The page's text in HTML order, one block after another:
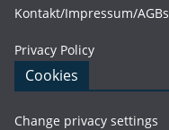
Kontakt/Impressum/AGBs
Privacy Policy
Cookies
Change privacy settings